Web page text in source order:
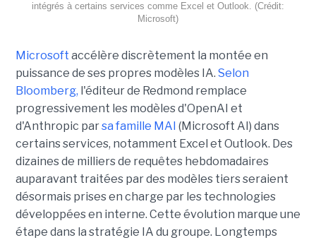
intégrés à certains services comme Excel et Outlook. (Crédit:
Microsoft)
Microsoft accélère discrètement la montée en
puissance de ses propres modèles IA. Selon
Bloomberg, l'éditeur de Redmond remplace
progressivement les modèles d'OpenAI et
d'Anthropic parsa famille MAI (Microsoft AI) dans
certains services, notamment Excel et Outlook. Des
dizaines de milliers de requêtes hebdomadaires
auparavant traitées par des modèles tiers seraient
désormais prises en charge par les technologies
développées en interne. Cette évolution marque une
étape dans la stratégie IA du groupe. Longtemps